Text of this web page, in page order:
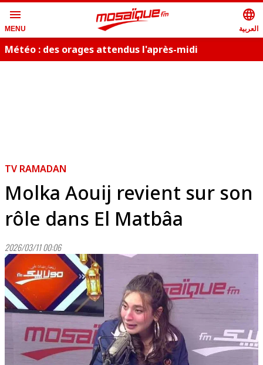
menu
MENU
language
العربية
Météo : des orages attendus l'après-midi
TV RAMADAN
Molka Aouij revient sur son
rôle dans El Matbâa
2026/03/11 00:06